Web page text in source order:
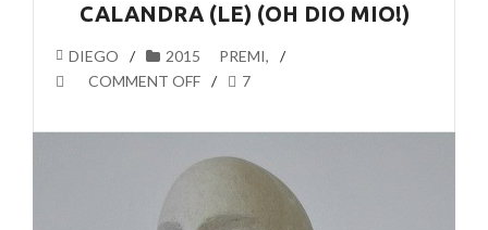
CALANDRA (LE) (OH DIO MIO!)
DIEGO 2015 ,
PREMI
COMMENT OFF
7